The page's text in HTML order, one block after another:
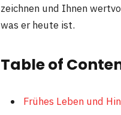
zeichnen und Ihnen
was er heute ist.
Table of
Frühes Leben und